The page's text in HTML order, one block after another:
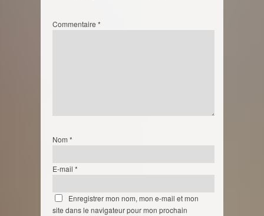
Commentaire *
Nom *
E-mail *
Enregistrer mon nom, mon e-mail et mon
site dans le navigateur pour mon prochain